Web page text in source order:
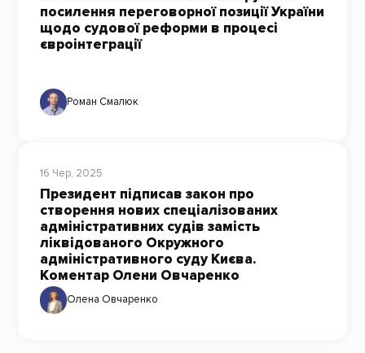
посилення переговорної позиції України
щодо судової реформи в процесі
євроінтеграції
Роман Смалюк
16 Чер, 2025
Президент підписав закон про
створення нових спеціалізованих
адміністративних судів замість
ліквідованого Окружного
адміністративного суду Києва.
Коментар Олени Овчаренко
Олена Овчаренко